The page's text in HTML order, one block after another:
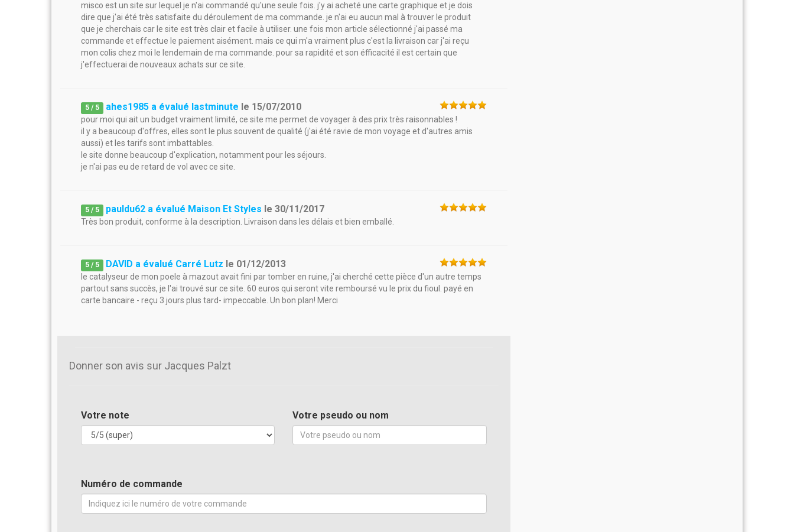
misco est un site sur lequel je n'ai commandé qu'une seule fois. j'y ai acheté une carte graphique et je dois
dire que j'ai été très satisfaite du déroulement de ma commande. je n'ai eu aucun mal à trouver le produit
que je cherchais car le site est très clair et facile à utiliser. une fois mon article sélectionné j'ai passé ma
commande et effectue le paiement aisément. mais ce qui m'a vraiment plus c'est la livraison car j'ai reçu
mon colis chez moi le lendemain de ma commande. pour sa rapidité et son éfficacité il est certain que
j'effectuerai de nouveaux achats sur ce site.
5 / 5 ahes1985 a évalué lastminute le 15/07/2010
pour moi qui ait un budget vraiment limité, ce site me permet de voyager à des prix très raisonnables !
il y a beaucoup d'offres, elles sont le plus souvent de qualité (j'ai été ravie de mon voyage et d'autres amis
aussi) et les tarifs sont imbattables.
le site donne beaucoup d'explication, notamment pour les séjours.
je n'ai pas eu de retard de vol avec ce site.
5 / 5 pauldu62 a évalué Maison Et Styles le30/11/2017
Très bon produit, conforme à la description. Livraison dans les délais et bien emballé.
5 / 5 DAVID a évalué Carré Lutz le 01/12/2013
le catalyseur de mon poele à mazout avait fini par tomber en ruine, j'ai cherché cette pièce d'un autre temps
partout sans succès, je l'ai trouvé sur ce site. 60 euros qui seront vite remboursé vu le prix du fioul. payé en
carte bancaire - reçu 3 jours plus tard- impeccable. Un bon plan! Merci
Donner son avis sur Jacques Palzt
Votre note Votre pseudo ou nom
Numéro de commande